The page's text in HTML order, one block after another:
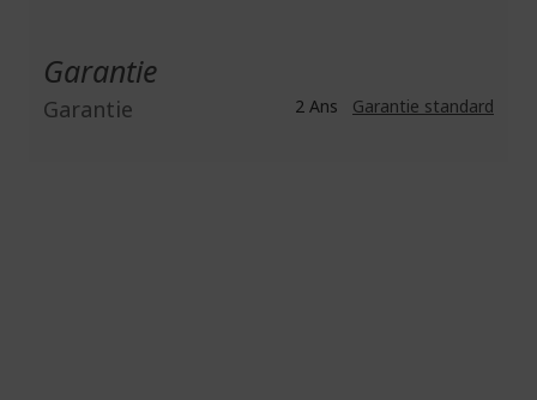
Garantie
Garantie 2 Ans Garantie standard